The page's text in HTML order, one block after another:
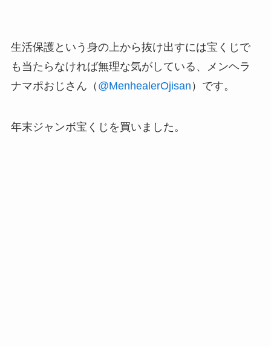
生活保護という身の上から抜け出すには宝くじで
も当たらなければ無理な気がしている、メンヘラ
ナマポおじさん（ @MenhealerOjisan ）です。
年末ジャンボ宝くじを買いました。